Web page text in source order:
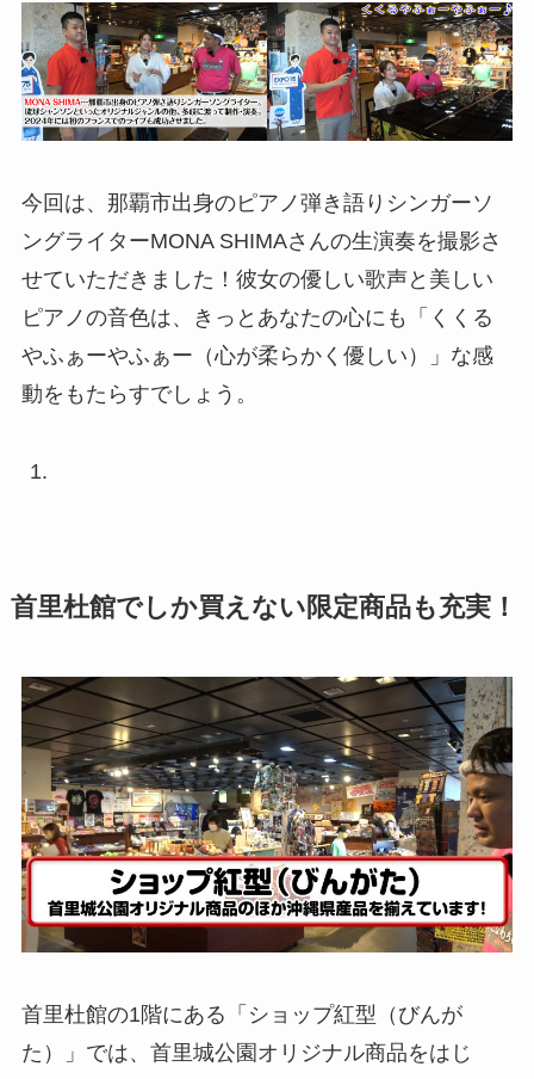
今回は、那覇市出身のピアノ弾き語りシンガーソ
ングライターMONA SHIMAさんの生演奏を撮影さ
せていただきました！彼女の優しい歌声と美しい
ピアノの音色は、きっとあなたの心にも「くくる
やふぁーやふぁー（心が柔らかく優しい）」な感
動をもたらすでしょう。
首里杜館でしか買えない限定商品も充実！
首里杜館の1階にある「ショップ紅型（びんが
た）」では、首里城公園オリジナル商品をはじ